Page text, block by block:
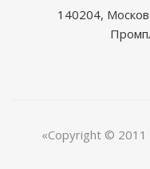
140204,
«Copyright © 2011